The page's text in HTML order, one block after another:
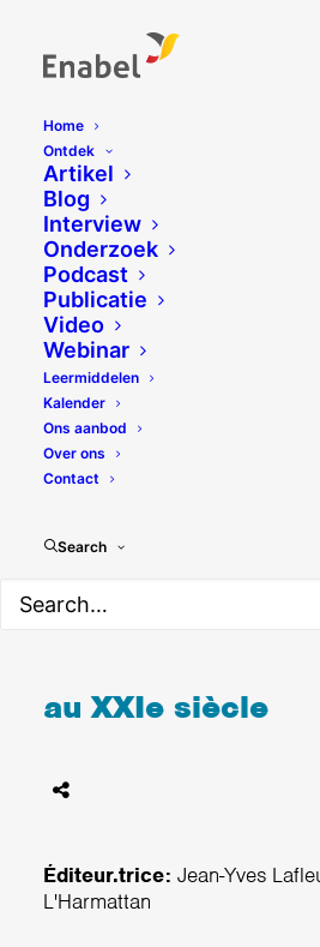
Home
Ontdek
Artikel
Blog
Interview
Onderzoek
Podcast
Publicatie
Video
Webinar
Leermiddelen
Kalender
Ons aanbod
Over ons
Contact
Search
Pourquoi
Belgique? 21
au XXIe siècle
Éditeur.trice: Jean-Yves
L'Harmattan